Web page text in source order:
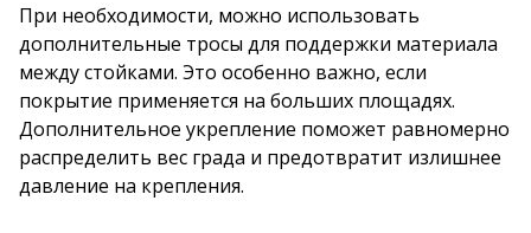
При необходимости, можно использовать
дополнительные тросы для поддержки материала
между стойками. Это особенно важно, если
покрытие применяется на больших площадях.
Дополнительное укрепление поможет равномерно
распределить вес града и предотвратит излишнее
давление на крепления.